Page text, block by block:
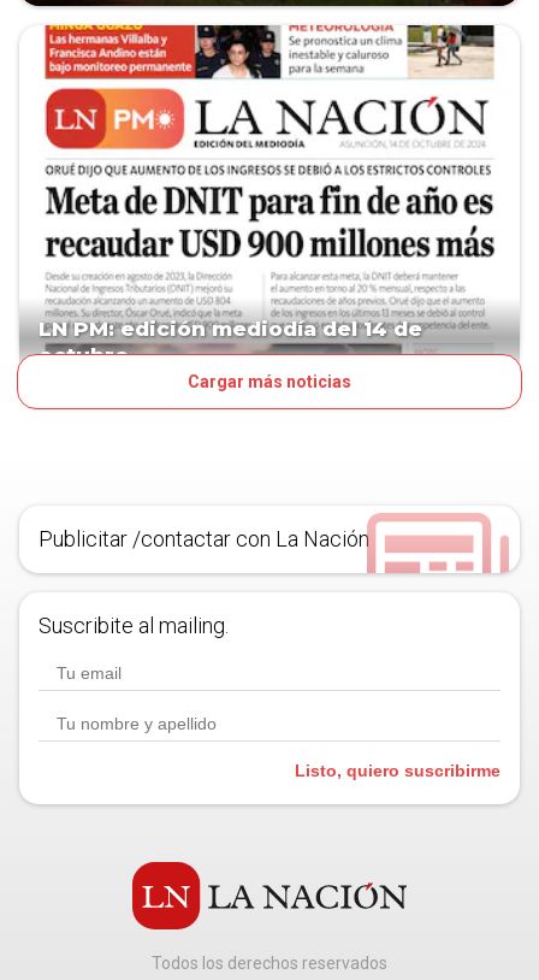
LN PM: edición mediodía del 14 de
octubre
Cargar más noticias
Publicitar /contactar con La Nación
Suscribite al mailing.
Listo, quiero suscribirme
Todos los derechos reservados